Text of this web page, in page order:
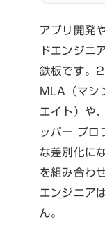
アプリ開発
ドエンジ
鉄板です。
MLA（マシ
エイト）や
ッパー プロ
な差別化に
を組み合わ
エンジニア
ん。